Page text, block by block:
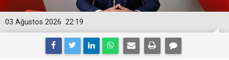
22:19
03 Ağustos 2026